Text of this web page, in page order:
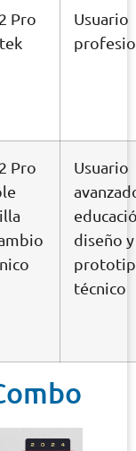
Pro
Usuario
Pro
Usuario
diseño y
técnico